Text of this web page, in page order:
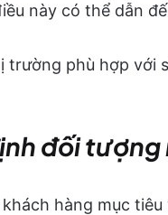
này có thể dẫn
trường phù hợp với
đối tượng
hàng mục